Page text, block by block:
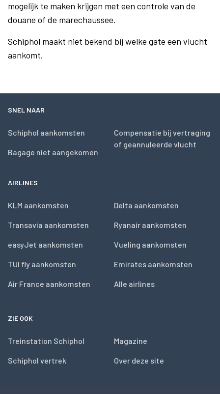
mogelijk te maken krijgen met een controle van de
douane of de marechaussee.
Schiphol maakt niet bekend bij welke gate een vlucht
aankomt.
SNEL NAAR
Schiphol aankomsten
Bagage niet aangekomen
Compensatie bij vertraging
of geannuleerde vlucht
AIRLINES
KLM aankomsten
Transavia aankomsten
easyJet aankomsten
TUI fly aankomsten
Air France aankomsten
Delta aankomsten
Ryanair aankomsten
Vueling aankomsten
Emirates aankomsten
Alle airlines
ZIE OOK
Treinstation Schiphol
Schiphol vertrek
Magazine
Over deze site